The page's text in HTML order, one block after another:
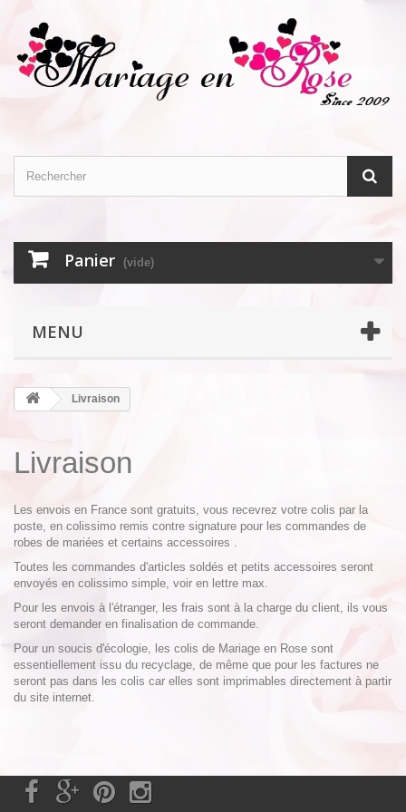
Panier (vide)
MENU
Livraison
Livraison
Les envois en France sont gratuits, vous recevrez votre colis par la
poste, en colissimo remis contre signature pour les commandes de
robes de mariées et certains accessoires .
Toutes les commandes d'articles soldés et petits accessoires seront
envoyés en colissimo simple, voir en lettre max.
Pour les envois à l'étranger, les frais sont à la charge du client, ils vous
seront demander en finalisation de commande.
Pour un soucis d'écologie, les colis de Mariage en Rose sont
essentiellement issu du recyclage, de même que pour les factures ne
seront pas dans les colis car elles sont imprimables directement à partir
du site internet.